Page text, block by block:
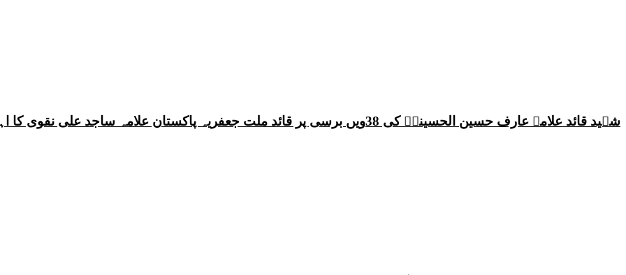
شہید قائد علامہ عارف حسین الحسینیؒ کی 38ویں برسی پر قائد ملت جعفریہ پاکستان علامہ ساجد علی نقوی کا اہم پیغام